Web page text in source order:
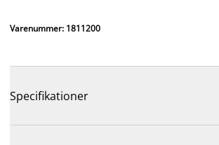
Varenummer: 1811200
Specifikationer